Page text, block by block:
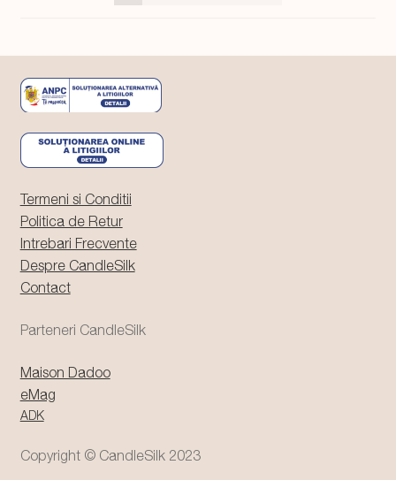
Termeni si Conditii
Politica de Retur
Intrebari Frecvente
Despre CandleSilk
Contact
Parteneri CandleSilk
Maison Dadoo
eMag
ADK
Copyright © CandleSilk 2023